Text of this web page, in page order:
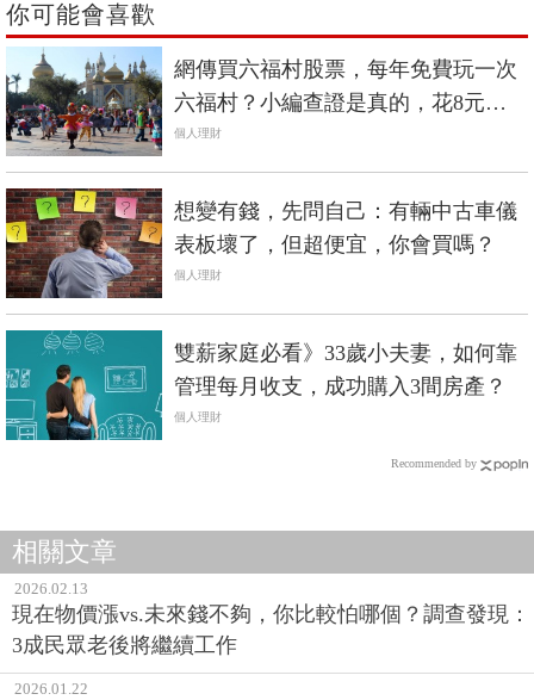
你可能會喜歡
網傳買六福村股票，每年免費玩一次
六福村？小編查證是真的，花8元買1
股也行
個人理財
想變有錢，先問自己：有輛中古車儀
表板壞了，但超便宜，你會買嗎？
個人理財
雙薪家庭必看》33歲小夫妻，如何靠
管理每月收支，成功購入3間房產？
個人理財
Recommended by
相關文章
2026.02.13
現在物價漲vs.未來錢不夠，你比較怕哪個？調查發現：
3成民眾老後將繼續工作
2026.01.22